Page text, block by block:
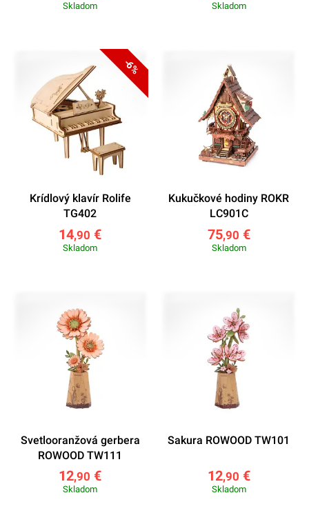
Skladom Skladom
-6%
Krídlový klavír Rolife
TG402
14,90 €
Skladom
Kukučkové hodiny ROKR
LC901C
75,90 €
Skladom
Svetlooranžová gerbera
ROWOOD TW111
12,90 €
Skladom
Sakura ROWOOD TW101
12,90 €
Skladom